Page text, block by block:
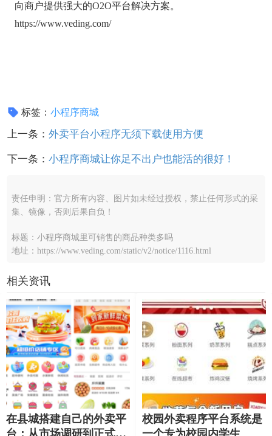
向商户提供强大的O2O平台解决方案。
https://www.veding.com/
标签：小程序商城
上一条： 外卖平台小程序无须下载使用方便
下一条： 小程序商城让你足不出户也能活的很好！
责任申明：官方所有内容、图片如未经过授权，禁止任何形式的采
集、镜像，否则后果自负！
标题：小程序商城里可销售的商品种类多吗
地址：https://www.veding.com/static/v2/notice/1116.html
相关资讯
在县城搭建自己的外卖平
校园外卖程序平台系统是